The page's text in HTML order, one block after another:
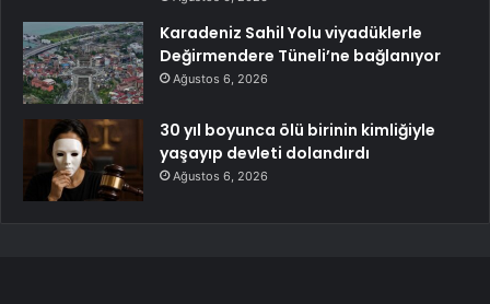
Karadeniz Sahil Yolu viyadüklerle
Değirmendere Tüneli’ne bağlanıyor
Ağustos 6, 2026
30 yıl boyunca ölü birinin kimliğiyle
yaşayıp devleti dolandırdı
Ağustos 6, 2026